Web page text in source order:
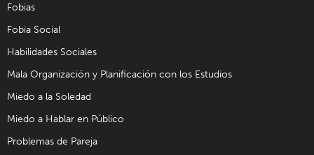
Fobias
Fobia Social
Habilidades Sociales
Mala Organización y Planificación con los Estudios
Miedo a la Soledad
Miedo a Hablar en Público
Problemas de Pareja